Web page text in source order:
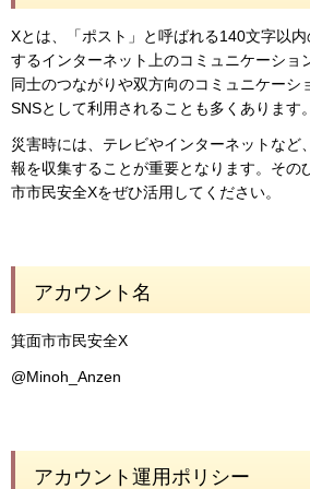
Xとは、「ポスト」と呼ばれる140文字以
するインターネット上のコミュニケーショ
同士のつながりや双方向のコミュニケーシ
SNSとして利用されることも多くあります。
災害時には、テレビやインターネットなど
報を収集することが重要となります。その
市市民安全Xをぜひ活用してください。
アカウント名
箕面市市民安全X
@Minoh_Anzen
アカウント運用ポリシー